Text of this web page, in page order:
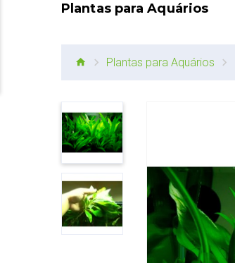
Plantas para Aquários
Plantas para Aquários